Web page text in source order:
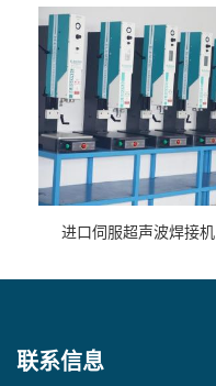
进口伺服超声波焊接机
联系信息